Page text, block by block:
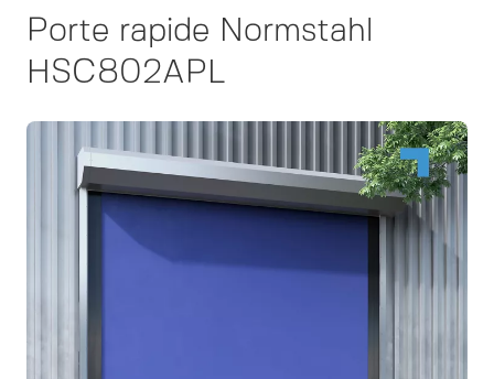
Porte rapide Normstahl
HSC802APL